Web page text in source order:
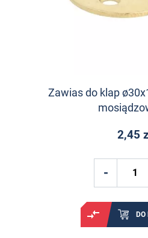
Zawias do klap
2,45
DO